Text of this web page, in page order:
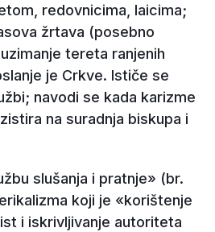
redovnicima, laicima;
žrtava (posebno
tereta ranjenih
je Crkve. Ističe se
navodi se kada karizme
na suradnja biskupa i
slušanja i pratnje» (br.
koji je «korištenje
i iskrivljivanje autoriteta